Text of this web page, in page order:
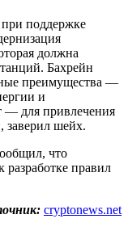
при поддержке
должна
Бахрейн
преимущества —
и
— для привлечения
шейх.
что
правил
cryptonews.net